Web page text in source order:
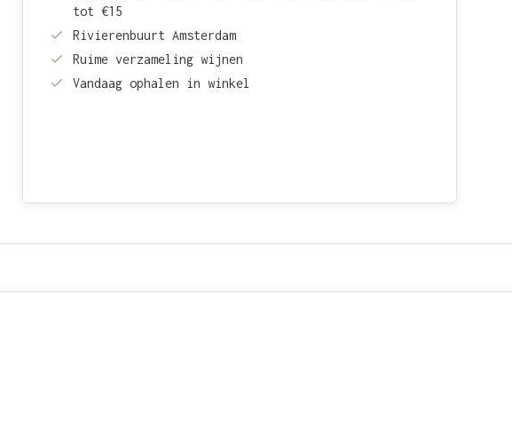
tot €15
Rivierenbuurt Amsterdam
Ruime verzameling wijnen
Vandaag ophalen in winkel